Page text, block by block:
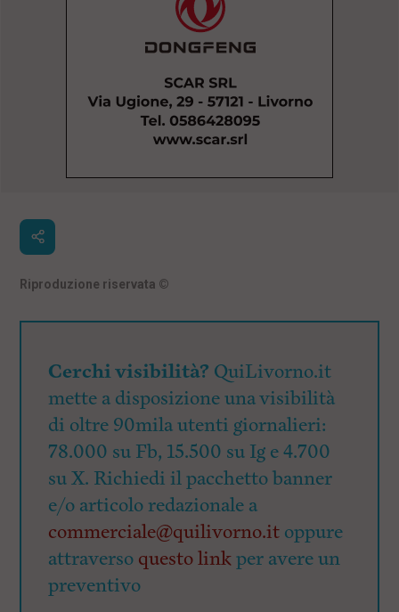
Riproduzione riservata ©
Cerchi visibilità? QuiLivorno.it
mette a disposizione una visibilità
di oltre 90mila utenti giornalieri:
78.000 su Fb, 15.500 su Ig e 4.700
su X. Richiedi il pacchetto banner
e/o articolo redazionale a
commerciale@quilivorno.it oppure
attraverso questo linkper avere un
preventivo